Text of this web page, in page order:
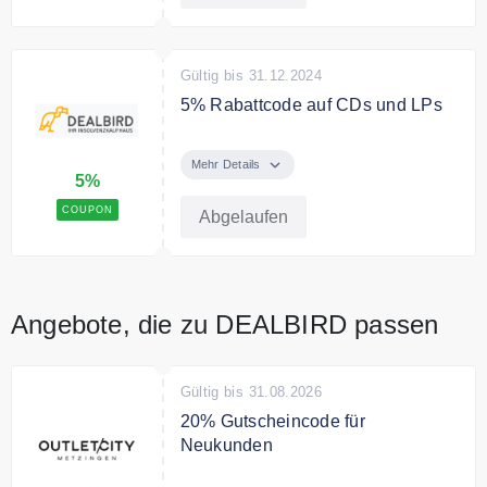
5%
COUPON
Gültig bis 31.12.2024
5% Rabattcode auf CDs und LPs
und LPs bei Deal Bird.
Mehr Details
Abgelaufen
Angebote, die zu DEALBIRD passen
Gültig bis 31.08.2026
20% Gutscheincode für
Neukunden